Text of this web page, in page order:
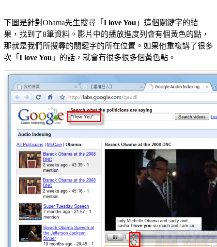
下圖是針對Obama先生搜尋「 I love You 」這個關鍵字的結
果，找到了8筆資料。影片中的播放進度列會有個黃色的點，
那就是我們所搜尋的關鍵字的所在位置。如果他重複講了很多
次「 I love You 」的話，就會有很多很多個黃色點。